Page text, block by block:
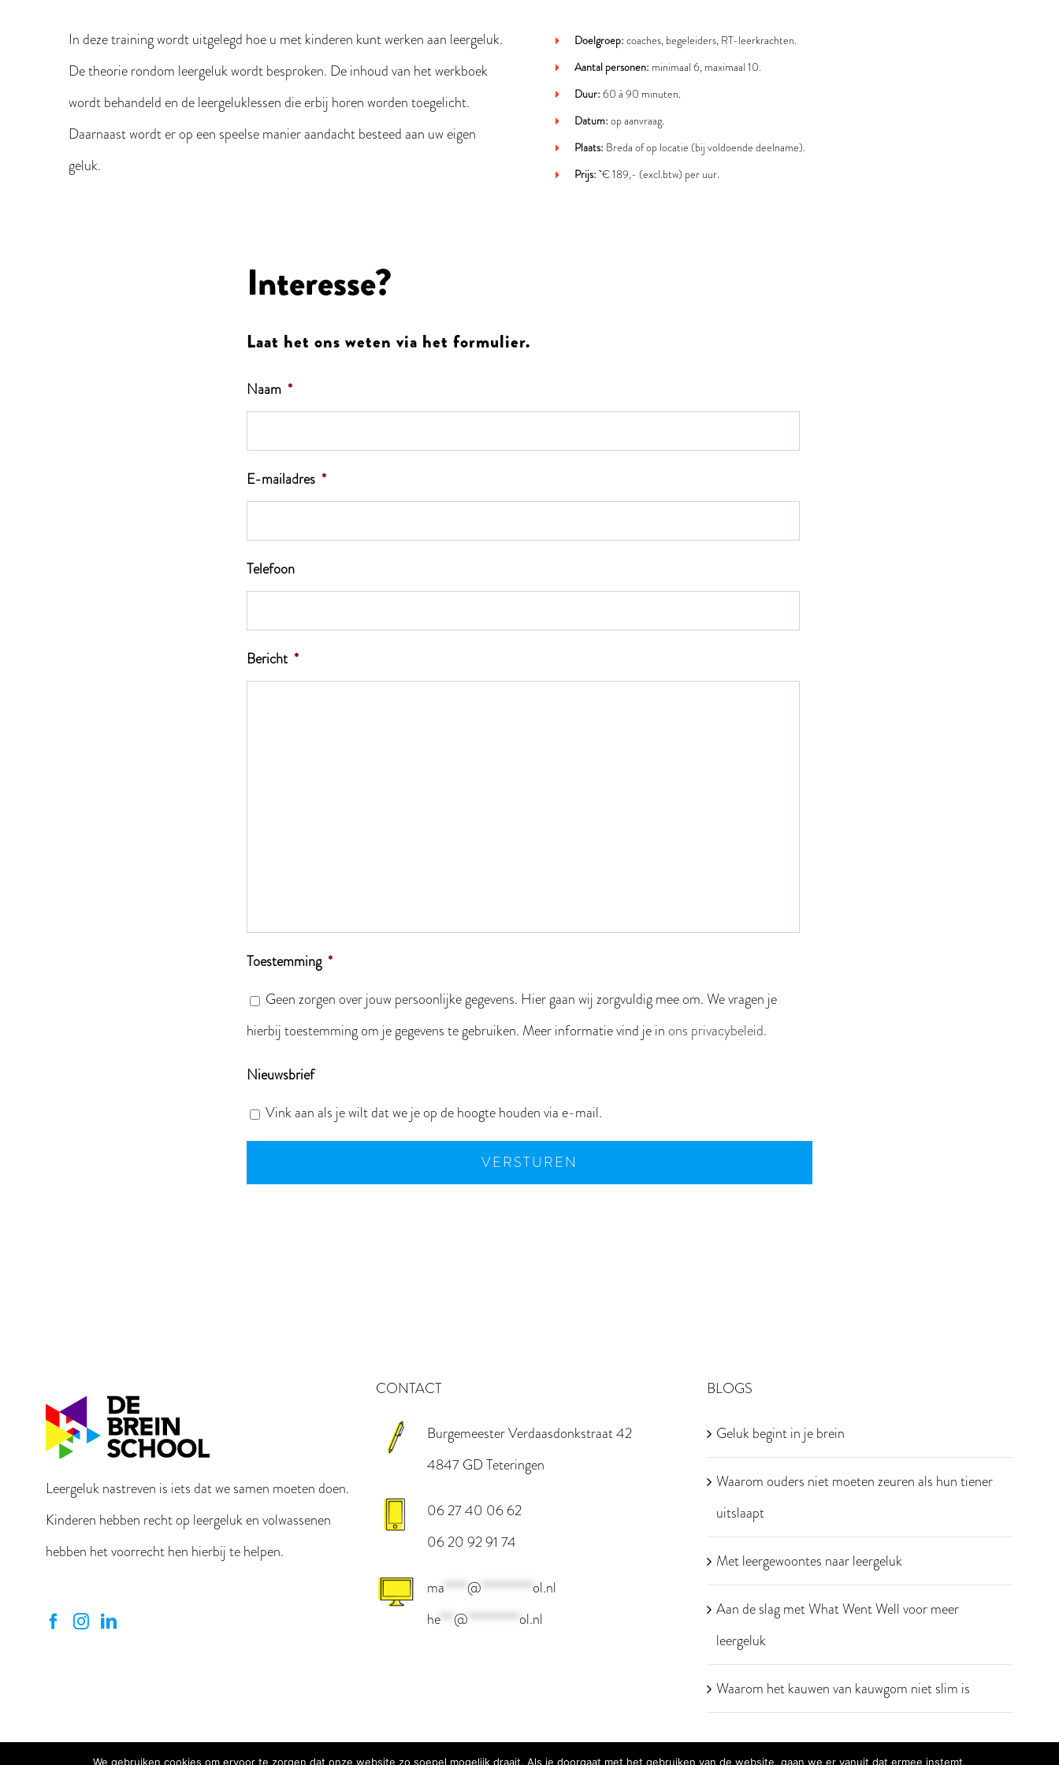
In deze training wordt uitgelegd hoe u met kinderen kunt werken aan leergeluk.
De theorie rondom leergeluk wordt besproken. De inhoud van het werkboek
wordt behandeld en de leergeluklessen die erbij horen worden toegelicht.
Daarnaast wordt er op een speelse manier aandacht besteed aan uw eigen
geluk.
Doelgroep: coaches, begeleiders, RT-leerkrachten.
Aantal personen: minimaal 6, maximaal 10.
Duur: 60 à 90 minuten.
Datum: op aanvraag.
Plaats: Breda of op locatie (bij voldoende deelname).
Prijs:€ 189,- (excl.btw) per uur.
Interesse?
Laat het ons weten via het formulier.
Naam *
E-mailadres *
Telefoon
Bericht *
Toestemming *
Geen zorgen over jouw persoonlijke gegevens. Hier gaan wij zorgvuldig mee om. We vragen je
hierbij toestemming om je gegevens te gebruiken. Meer informatie vind je in ons privacybeleid.
Nieuwsbrief
Vink aan als je wilt dat we je op de hoogte houden via e-mail.
Leergeluk nastreven is iets dat we samen moeten doen.
Kinderen hebben recht op leergeluk en volwassenen
hebben het voorrecht hen hierbij te helpen.
CONTACT
Burgemeester Verdaasdonkstraat 42
4847 GD Teteringen
06 27 40 06 62
06 20 92 91 74
ma*****@ ***********ol.nl
he***@ ***********ol.nl
BLOGS
Geluk begint in je brein
Waarom ouders niet moeten zeuren als hun tiener
uitslaapt
Met leergewoontes naar leergeluk
Aan de slag met What Went Well voor meer
leergeluk
Waarom het kauwen van kauwgom niet slim is
We gebruiken cookies om ervoor te zorgen dat onze website zo soepel mogelijk draait. Als je doorgaat met het gebruiken van de website, gaan we er vanuit dat ermee instemt.